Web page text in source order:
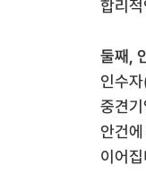
합리
둘째,
인수
중견
안건
이어